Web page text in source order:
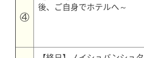
④
後、ご自身でホテルへ～